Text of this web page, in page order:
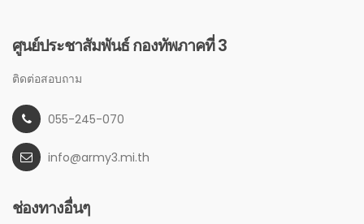
ศูนย์ประชาสัมพันธ์ กองทัพภาคที่ 3
ติดต่อสอบถาม
055-245-070
info@army3.mi.th
ช่องทางอื่นๆ